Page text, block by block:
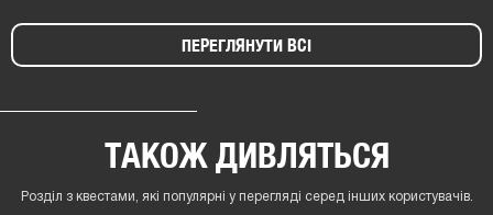
ПЕРЕГЛЯНУТИ ВСІ
ТАКОЖ ДИВЛЯТЬСЯ
Розділ з квестами, які популярні у перегляді серед інших користувачів.